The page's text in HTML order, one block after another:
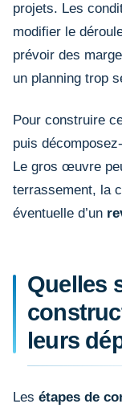
projets. Les
modifier le
prévoir des
un planning trop
Pour construire
puis
Le gros œuvre
terrassement, la
éventuelle d’un
Quelles
leurs
Les étapes de